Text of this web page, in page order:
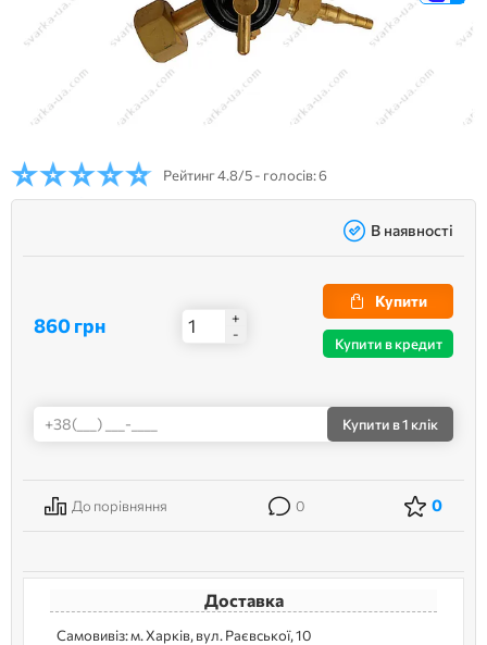
Рейтинг4.8/5 - голосів: 6
В наявності
860 грн
+
-
Купити
Купити в кредит
Купити в 1 клік
До порівняння 0 0
Доставка
Самовивіз: м. Харків, вул. Раєвської, 10